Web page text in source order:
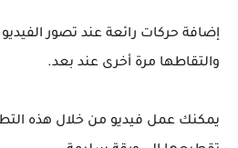
إضافة حركات رائعة عند تصور
والتقاطها مرة أخرى عند بعد.
يمكنك عمل فيديو من خلال هذه